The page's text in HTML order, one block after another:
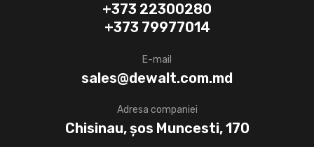
+373 22300280
+373 79977014
E-mail
sales@dewalt.com.md
Adresa companiei
Chisinau, șos Muncesti, 170